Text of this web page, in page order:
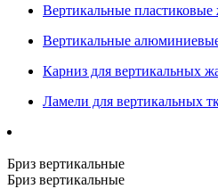
Вертикальные
Вертикальные
Карниз для вертикальных
Ламели для вертикальных
Бриз вертикальные
Бриз вертикальные